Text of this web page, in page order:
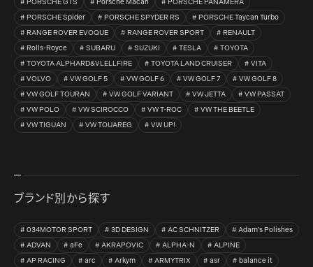
PORSCHE GTS Porsche Macan
PORSCHE PANAMERA
PORSCHE Spider
PORSCHE SPYDER RS
PORSCHE Taycan Turbo
RANGE ROVER EVOQUE
RANGE ROVER SPORT
RENAULT
Rolls-Royce
SUBARU SUZUKI TESLA
TOYOTA
TOYOTA ALPHARD&VLELLFIRE
TOYOTA LAND CRUISER
VITA
VOLVO
VW GOLF 5 VW GOLF 6 VW GOLF 7
VW GOLF 8
VW GOLF TOURAN
VW GOLF VARIANT VW JETTA
VW PASSAT
VW POLO
VW SCIROCCO VW T-ROC
VW THE BEETLE
VW TIGUAN
VW TOUAREG VW UP!
ブランド別から探す
034MOTOR SPORT 3D DESIGN AC SCHNITZER
Adam's Polishes
ADVAN
aFe AKRAPOVIC ALPHA-N
ALPINE
AP RACING
arc Arkym ARMYTRIX asr
balance it